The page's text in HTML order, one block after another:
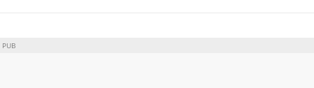
PUB